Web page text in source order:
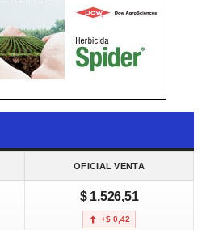
OFICIAL VENTA
$ 1.526,51
+$ 0,42